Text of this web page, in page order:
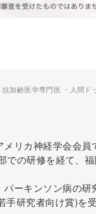
加齢医学専門医 ・人間ド
リカ神経学会会員
での研修を経て、
ーキンソン病の研
手研究者向け賞)を